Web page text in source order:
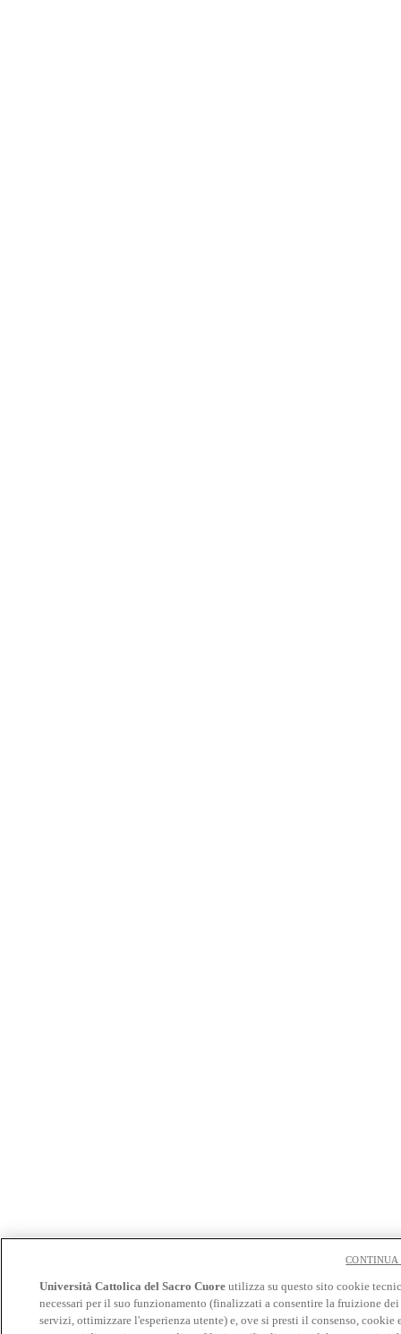
Università Cattolica del Sacro Cuore utilizza su questo sito cookie
necessari per il suo funzionamento (finalizzati a consentire la fruizione
servizi, ottimizzare l'esperienza utente) e, ove si presti il consenso, cookie
CONTINUA